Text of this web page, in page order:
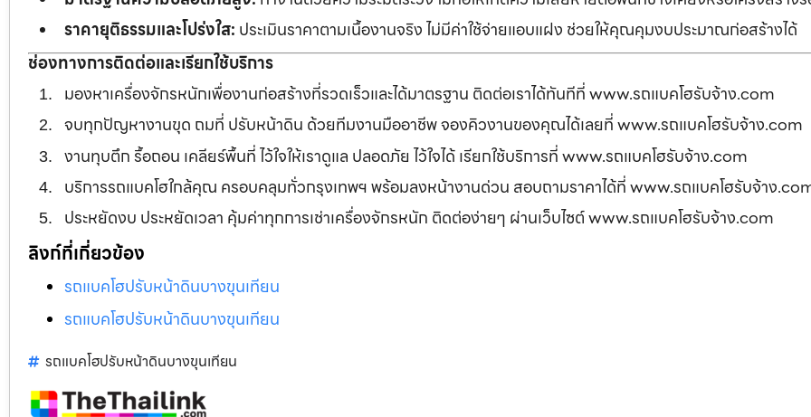
ราคายุติธรรมและโปร่งใส: ประเมินราคาตามเนื้องานจริง ไม่มีค่าใช้จ่ายแอบแฝง ช่วยให้คุณคุมงบประมาณก่อสร้างได้
ช่องทางการติดต่อและเรียกใช้บริการ
มองหาเครื่องจักรหนักเพื่องานก่อสร้างที่รวดเร็วและได้มาตรฐาน ติดต่อเราได้ทันทีที่ www.รถแบคโฮรับจ้าง.com
จบทุกปัญหางานขุด ถมที่ ปรับหน้าดิน ด้วยทีมงานมืออาชีพ จองคิวงานของคุณได้เลยที่ www.รถแบคโฮรับจ้าง.com
งานทุบตึก รื้อถอน เคลียร์พื้นที่ ไว้ใจให้เราดูแล ปลอดภัย ไว้ใจได้ เรียกใช้บริการที่ www.รถแบคโฮรับจ้าง.com
บริการรถแบคโฮใกล้คุณ ครอบคลุมทั่วกรุงเทพฯ พร้อมลงหน้างานด่วน สอบถามราคาได้ที่ www.รถแบคโฮรับจ้าง
ประหยัดงบ ประหยัดเวลา คุ้มค่าทุกการเช่าเครื่องจักรหนัก ติดต่อง่ายๆ ผ่านเว็บไซต์ www.รถแบคโฮรับจ้าง.com
ลิงก์ที่เกี่ยวข้อง
รถแบคโฮปรับหน้าดินบางขุนเทียน
รถแบคโฮปรับหน้าดินบางขุนเทียน
รถแบคโฮปรับหน้าดินบางขุนเทียน